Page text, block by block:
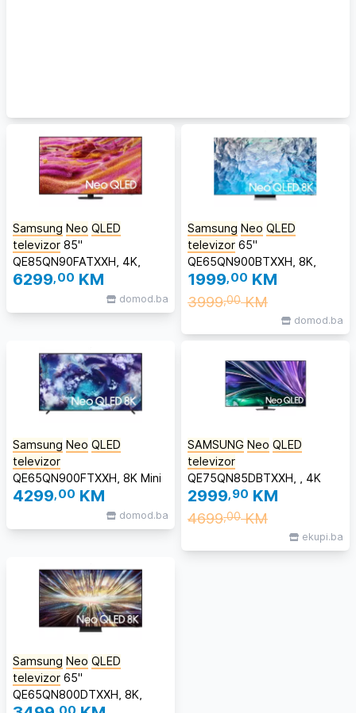
Samsung Neo QLED
televizor 85"
QE85QN90FATXXH, 4K,
Smart TV, Tizen,
QN90F#samsungTV5GG
6299,00 KM
domod.ba
Samsung Neo QLED
televizor 65"
QE65QN900BTXXH, 8K,
Smart TV, Tizen, QN900B
#tvrasprodaja
1999,00 KM
3999,00KM
domod.ba
Samsung Neo QLED
televizor
QE65QN900FTXXH, 8K Mini
LED, AI Smart TV, Tizen,
QN900F #samsungTV5GG
4299,00 KM
domod.ba
SAMSUNG Neo QLED
televizor
QE75QN85DBTXXH, , 4K
Ultra HD, Smart TV,
Quantum Matrix tehnologija,
VRR 100 Hz, Neural Quantum
4K procesor, Bright Silver
2999,90 KM
4699,00KM
ekupi.ba
Samsung Neo QLED
televizor 65"
QE65QN800DTXXH, 8K,